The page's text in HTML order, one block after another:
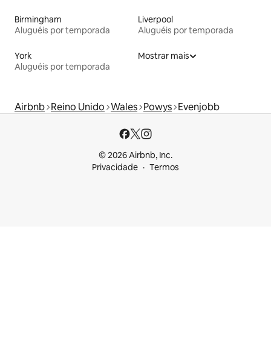
Birmingham
Aluguéis por temporada
Liverpool
Aluguéis por temporada
York
Aluguéis por temporada
Mostrar mais
Airbnb Reino Unido Wales Powys Evenjobb
© 2026 Airbnb, Inc.
Privacidade
Termos